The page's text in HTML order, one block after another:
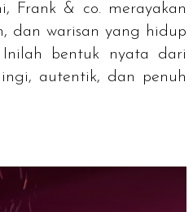
Frank & co. merayakan
dan warisan yang hidup
bentuk nyata dari
autentik, dan penuh